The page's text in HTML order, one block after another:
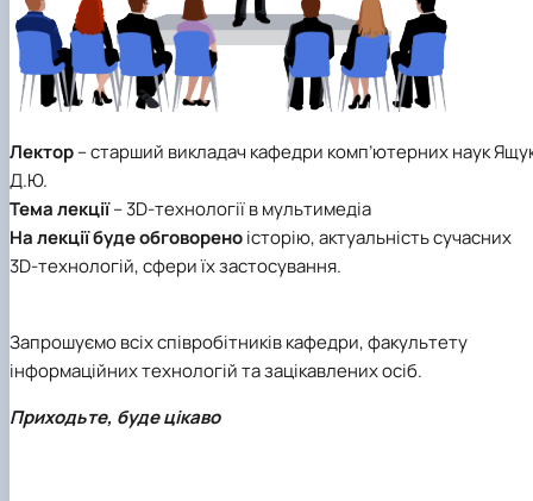
Лектор– старший викладач кафедри комп’ютерних наук
Д.Ю.
Тема лекції– 3D-технології в мультимедіа
На лекціїбуде обговореноісторію, актуальність сучасних
3D-технологій, сфери їх застосування.
Запрошуємо всіх співробітників кафедри, факультету
інформаційних технологій та зацікавлених осіб.
Приходьте, буде цікаво